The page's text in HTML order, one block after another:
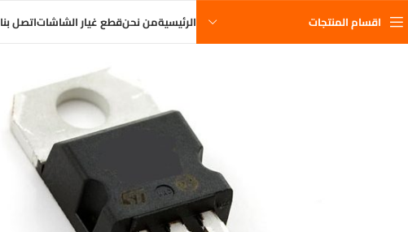
اقسام المنتجات الرئيسيةمن نحنقطع غيار الشاشاتاتصل بنا